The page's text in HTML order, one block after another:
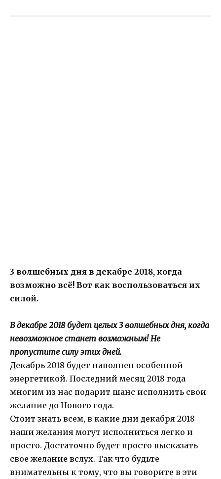
3 волшебных дня в декабре 2018, когда
возможно всё! Вот как воспользоваться их
силой.
В декабре 2018 будет целых 3 волшебных дня, когда
невозможное станет возможным! Не
пропустите силу этих дней.
Декабрь 2018 будет наполнен особенной
энергетикой. Последний месяц 2018 года
многим из нас подарит шанс исполнить свои
желание до Нового года.
Стоит знать всем, в какие дни декабря 2018
наши желания могут исполниться легко и
просто. Достаточно будет просто высказать
свое желание вслух. Так что будьте
внимательны к тому, что вы говорите в эти